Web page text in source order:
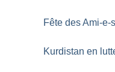
Fête des Ami-e-
Kurdistan en